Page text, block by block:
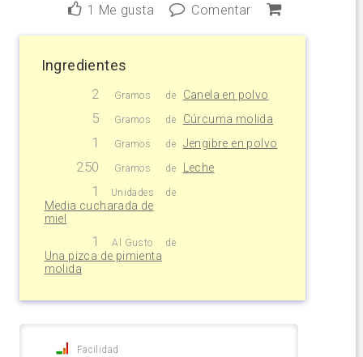
1 Me gusta Comentar
Ingredientes
2 Gramos de Canela en polvo
5 Gramos de Cúrcuma molida
1 Gramos de Jengibre en polvo
250 Gramos de Leche
1 Unidades de
Media cucharada de
miel
1 Al Gusto de
Una pizca de pimienta
molida
Facilidad